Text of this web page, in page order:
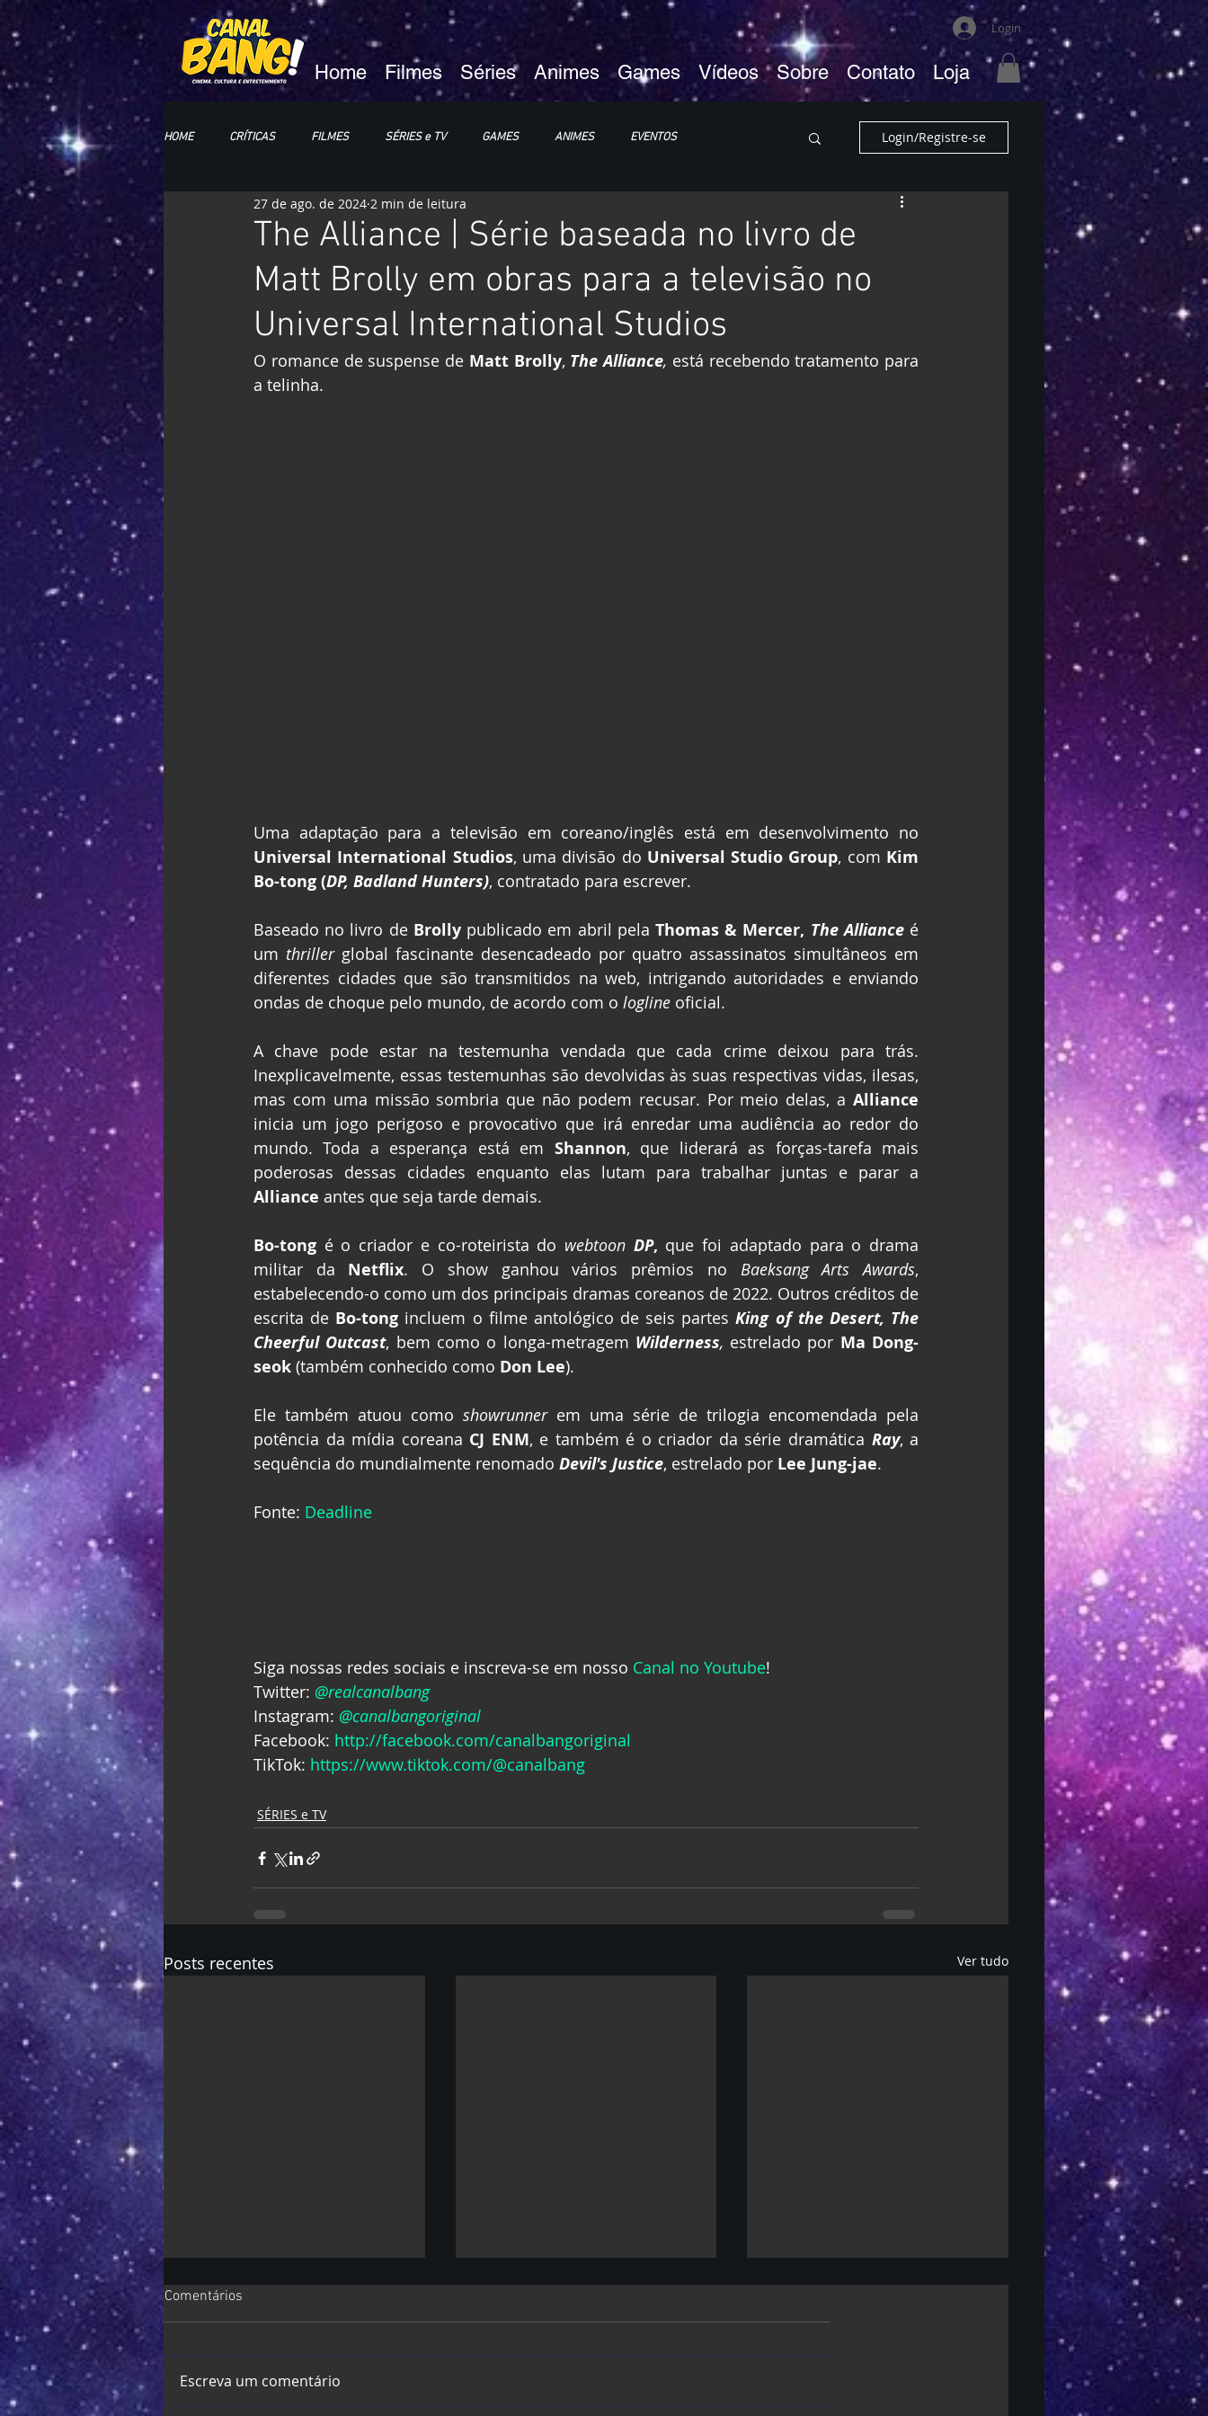
Login
Home Filmes Séries Animes Games Vídeos Sobre Contato Loja
HOME CRÍTICAS FILMES SÉRIES e TV GAMES ANIMES EVENTOS
HQs e MANGÁS LIVROS CCXP25 ImagineLand
Login/Registre-se
The Alliance | Série baseada no livro de
Matt Brolly em obras para a televisão no
Universal International Studios
27 de ago. de 2024 2 min de leitura
O romance de suspense de Matt Brolly, The Alliance, está recebendo tratamento para
a telinha.
Universal International Studios, uma divisão do Universal Studio Group, com Kim
Bo-tong (DP, Badland Hunters), contratado para escrever.
Baseado no livro de Brolly publicado em abril pela Thomas & Mercer, The Alliance é
um thriller global fascinante desencadeado por quatro assassinatos simultâneos em
diferentes cidades que são transmitidos na web, intrigando autoridades e enviando
ondas de choque pelo mundo, de acordo com o logline oficial.
A chave pode estar na testemunha vendada que cada crime deixou para trás.
Inexplicavelmente, essas testemunhas são devolvidas às suas respectivas vidas, ilesas,
mas com uma missão sombria que não podem recusar. Por meio delas, a
inicia um jogo perigoso e provocativo que irá enredar uma audiência ao redor do
mundo. Toda a esperança está em Shannon, que liderará as forças-tarefa mais
Alliance antes que seja tarde demais.
Bo-tong é o criador e co-roteirista do webtoon DP, que foi adaptado para o drama
militar da Netflix. O show ganhou vários prêmios no Baeksang Arts Awards,
estabelecendo-o como um dos principais dramas coreanos de 2022. Outros créditos de
escrita de Bo-tong incluem o filme antológico de seis partes King of the Desert, The
Cheerful Outcast, bem como o longa-metragem Wilderness, estrelado por Ma Dong-
seok (também conhecido como Don Lee).
Ele também atuou como showrunner em uma série de trilogia encomendada pela
potência da mídia coreana CJ ENM, e também é o criador da série dramática Ray, a
sequência do mundialmente renomado Devil's Justice, estrelado por Lee Jung-jae.
Fonte: Deadline
Siga nossas redes sociais e inscreva-se em nosso Canal no Youtube!
Twitter: @realcanalbang
Instagram: @canalbangoriginal
Facebook: http://facebook.com/canalbangoriginal
TikTok: https://www.tiktok.com/@canalbang
SÉRIES e TV
Posts recentes Ver tudo
Comentários
Escreva um comentário